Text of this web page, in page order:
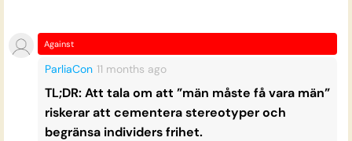
Against
ParliaCon 11 months ago
TL;DR: Att tala om att ”män måste få vara män”
riskerar att cementera stereotyper och
begränsa individers frihet.